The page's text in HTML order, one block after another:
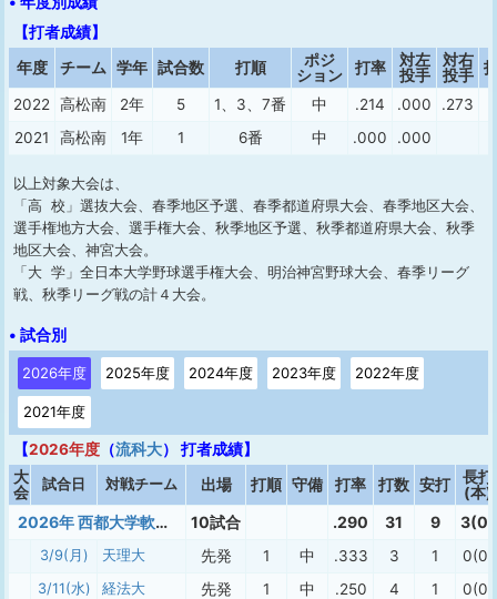
【打者成績】
年度
チーム 学年 試合数 打順
ポジ
ション
打率
対左
投手
対右
投手
2022 高松南 2年 5 1、3、7番 中 .214 .000 .273
2021
高松南 1年 1 6番 中 .000 .000
以上対象大会は、
「高 校」選抜大会、春季地区予選、春季都道府県大会、春季地区大会、
選手権地方大会、選手権大会、秋季地区予選、秋季都道府県大会、秋季
地区大会、神宮大会。
「大 学」全日本大学野球選手権大会、明治神宮野球大会、春季リーグ
戦、秋季リーグ戦の計４大会。
• 試合別
2026年度 2025年度 2024年度 2023年度 2022年度
2021年度
【2026年度 （流科大） 打者成績】
大
会
試合日 対戦チーム 出場 打順 守備 打率 打数 安打
長打
(本)
2026年 西都大学軟式春季（1部） 10試合 .290 31 9 3(0)
3/9(月) 天理大 先発 1 中 .333 3 1 0(0)
3/11(水) 経法大 先発 1 中 .250 4 1 0(0)